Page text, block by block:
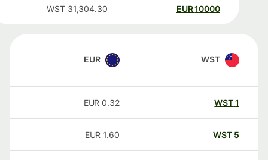
10000
EUR
31,304.30
WST
WST
EUR
WST
0.32
EUR
WST
1.60
EUR